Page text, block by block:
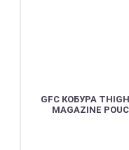
GFC КОБУРА
MAGAZINE